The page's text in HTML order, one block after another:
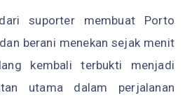
suporter membuat Porto
berani menekan sejak menit
kembali terbukti menjadi
utama dalam perjalanan